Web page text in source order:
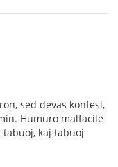
sed devas konfesi,
Humuro malfacile
tabuoj, kaj tabuoj